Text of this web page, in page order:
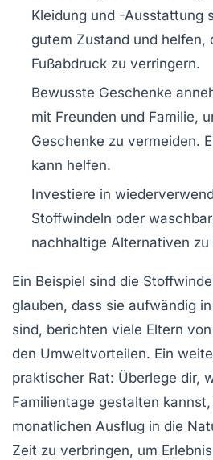
Kleidung und -Ausstattung
gutem Zustand und helfen,
Fußabdruck zu verringern.
Bewusste Geschenke
mit Freunden und Familie,
Geschenke zu vermeiden.
kann helfen.
Investiere in
Stoffwindeln oder
nachhaltige Alternativen zu
Ein Beispiel sind die
glauben, dass sie aufwändig
sind, berichten viele Eltern
den Umweltvorteilen. Ein
praktischer Rat: Überlege dir,
Familientage gestalten
monatlichen Ausflug in die
Zeit zu verbringen, um